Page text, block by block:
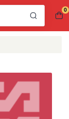
0